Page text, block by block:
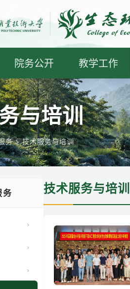
院务公开 教学工作
与培训
务> 技术服务与培训
务 技术服务与培训